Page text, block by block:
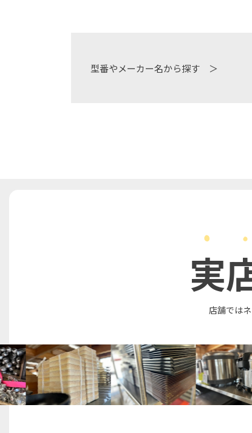
型番やメーカー名から探す ＞
実
店舗では